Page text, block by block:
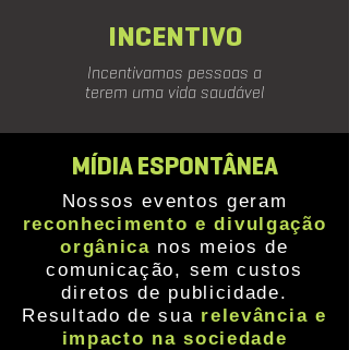
INCENTIVO
Incentivamos pessoas a
terem uma vida saudável
MÍDIA ESPONTÂNEA
Nossos eventos geram
reconhecimento e divulgação
orgânica nos meios de
comunicação, sem custos
diretos de publicidade.
Resultado de sua relevância e
impacto na sociedade